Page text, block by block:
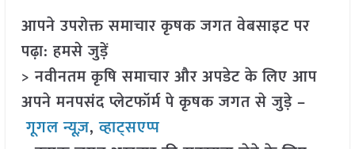
आपने उपरोक्त समाचार कृषक जगत वेबसाइट पर
पढ़ा: हमसे जुड़ें
> नवीनतम कृषि समाचार और अपडेट के लिए आप
अपने मनपसंद प्लेटफॉर्म पे कृषक जगत से जुड़े –
गूगल न्यूज़,व्हाट्सएप्प